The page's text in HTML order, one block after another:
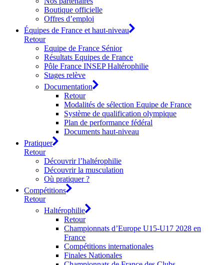
Boutique officielle
Offres d’emploi
Équipes de France et haut-niveau
Retour
Equipe de France Sénior
Résultats Equipes de France
Pôle France INSEP Haltérophilie
Stages relève
Documentation
Retour
Modalités de sélection Equipe de France
Système de qualification olympique
Plan de performance fédéral
Documents haut-niveau
Pratiquer
Retour
Découvrir l’haltérophilie
Découvrir la musculation
Où pratiquer ?
Compétitions
Retour
Haltérophilie
Retour
Championnats d’Europe U15-U17 2028 en
France
Compétitions internationales
Finales Nationales